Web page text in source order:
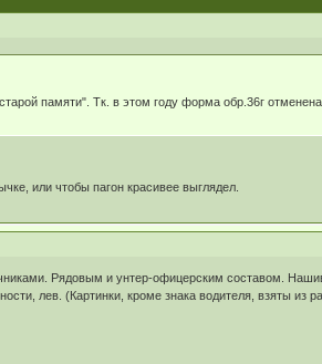
памяти". Тк. в этом году форма обр.36г
или чтобы пагон красивее выглядел.
Рядовым и унтер-офицерским составом.
лев. (Картинки, кроме знака водителя, взяты из